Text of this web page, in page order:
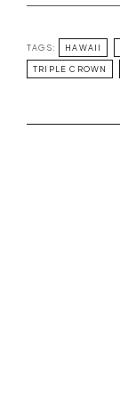
TAGS: HAWAII
TRIPLE CROWN